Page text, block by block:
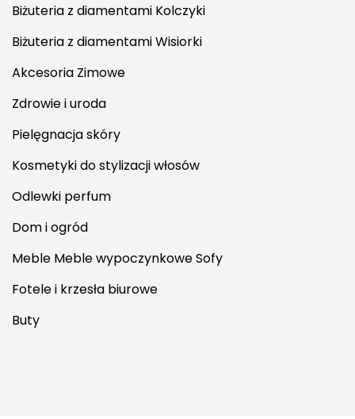
Biżuteria z diamentami Kolczyki
Biżuteria z diamentami Wisiorki
Akcesoria Zimowe
Zdrowie i uroda
Pielęgnacja skóry
Kosmetyki do stylizacji włosów
Odlewki perfum
Dom i ogród
Meble Meble wypoczynkowe Sofy
Fotele i krzesła biurowe
Buty